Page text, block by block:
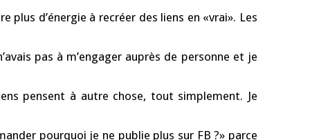
plus d’énergie à recréer des liens en «vrai». Les
pas à m’engager auprès de personne et je
pensent à autre chose, tout simplement. Je
pourquoi je ne publie plus sur FB ?» parce